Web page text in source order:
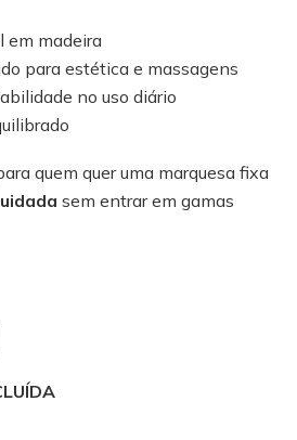
em madeira
para estética e massagens
no uso diário
quem quer uma marquesa fixa
sem entrar em gamas